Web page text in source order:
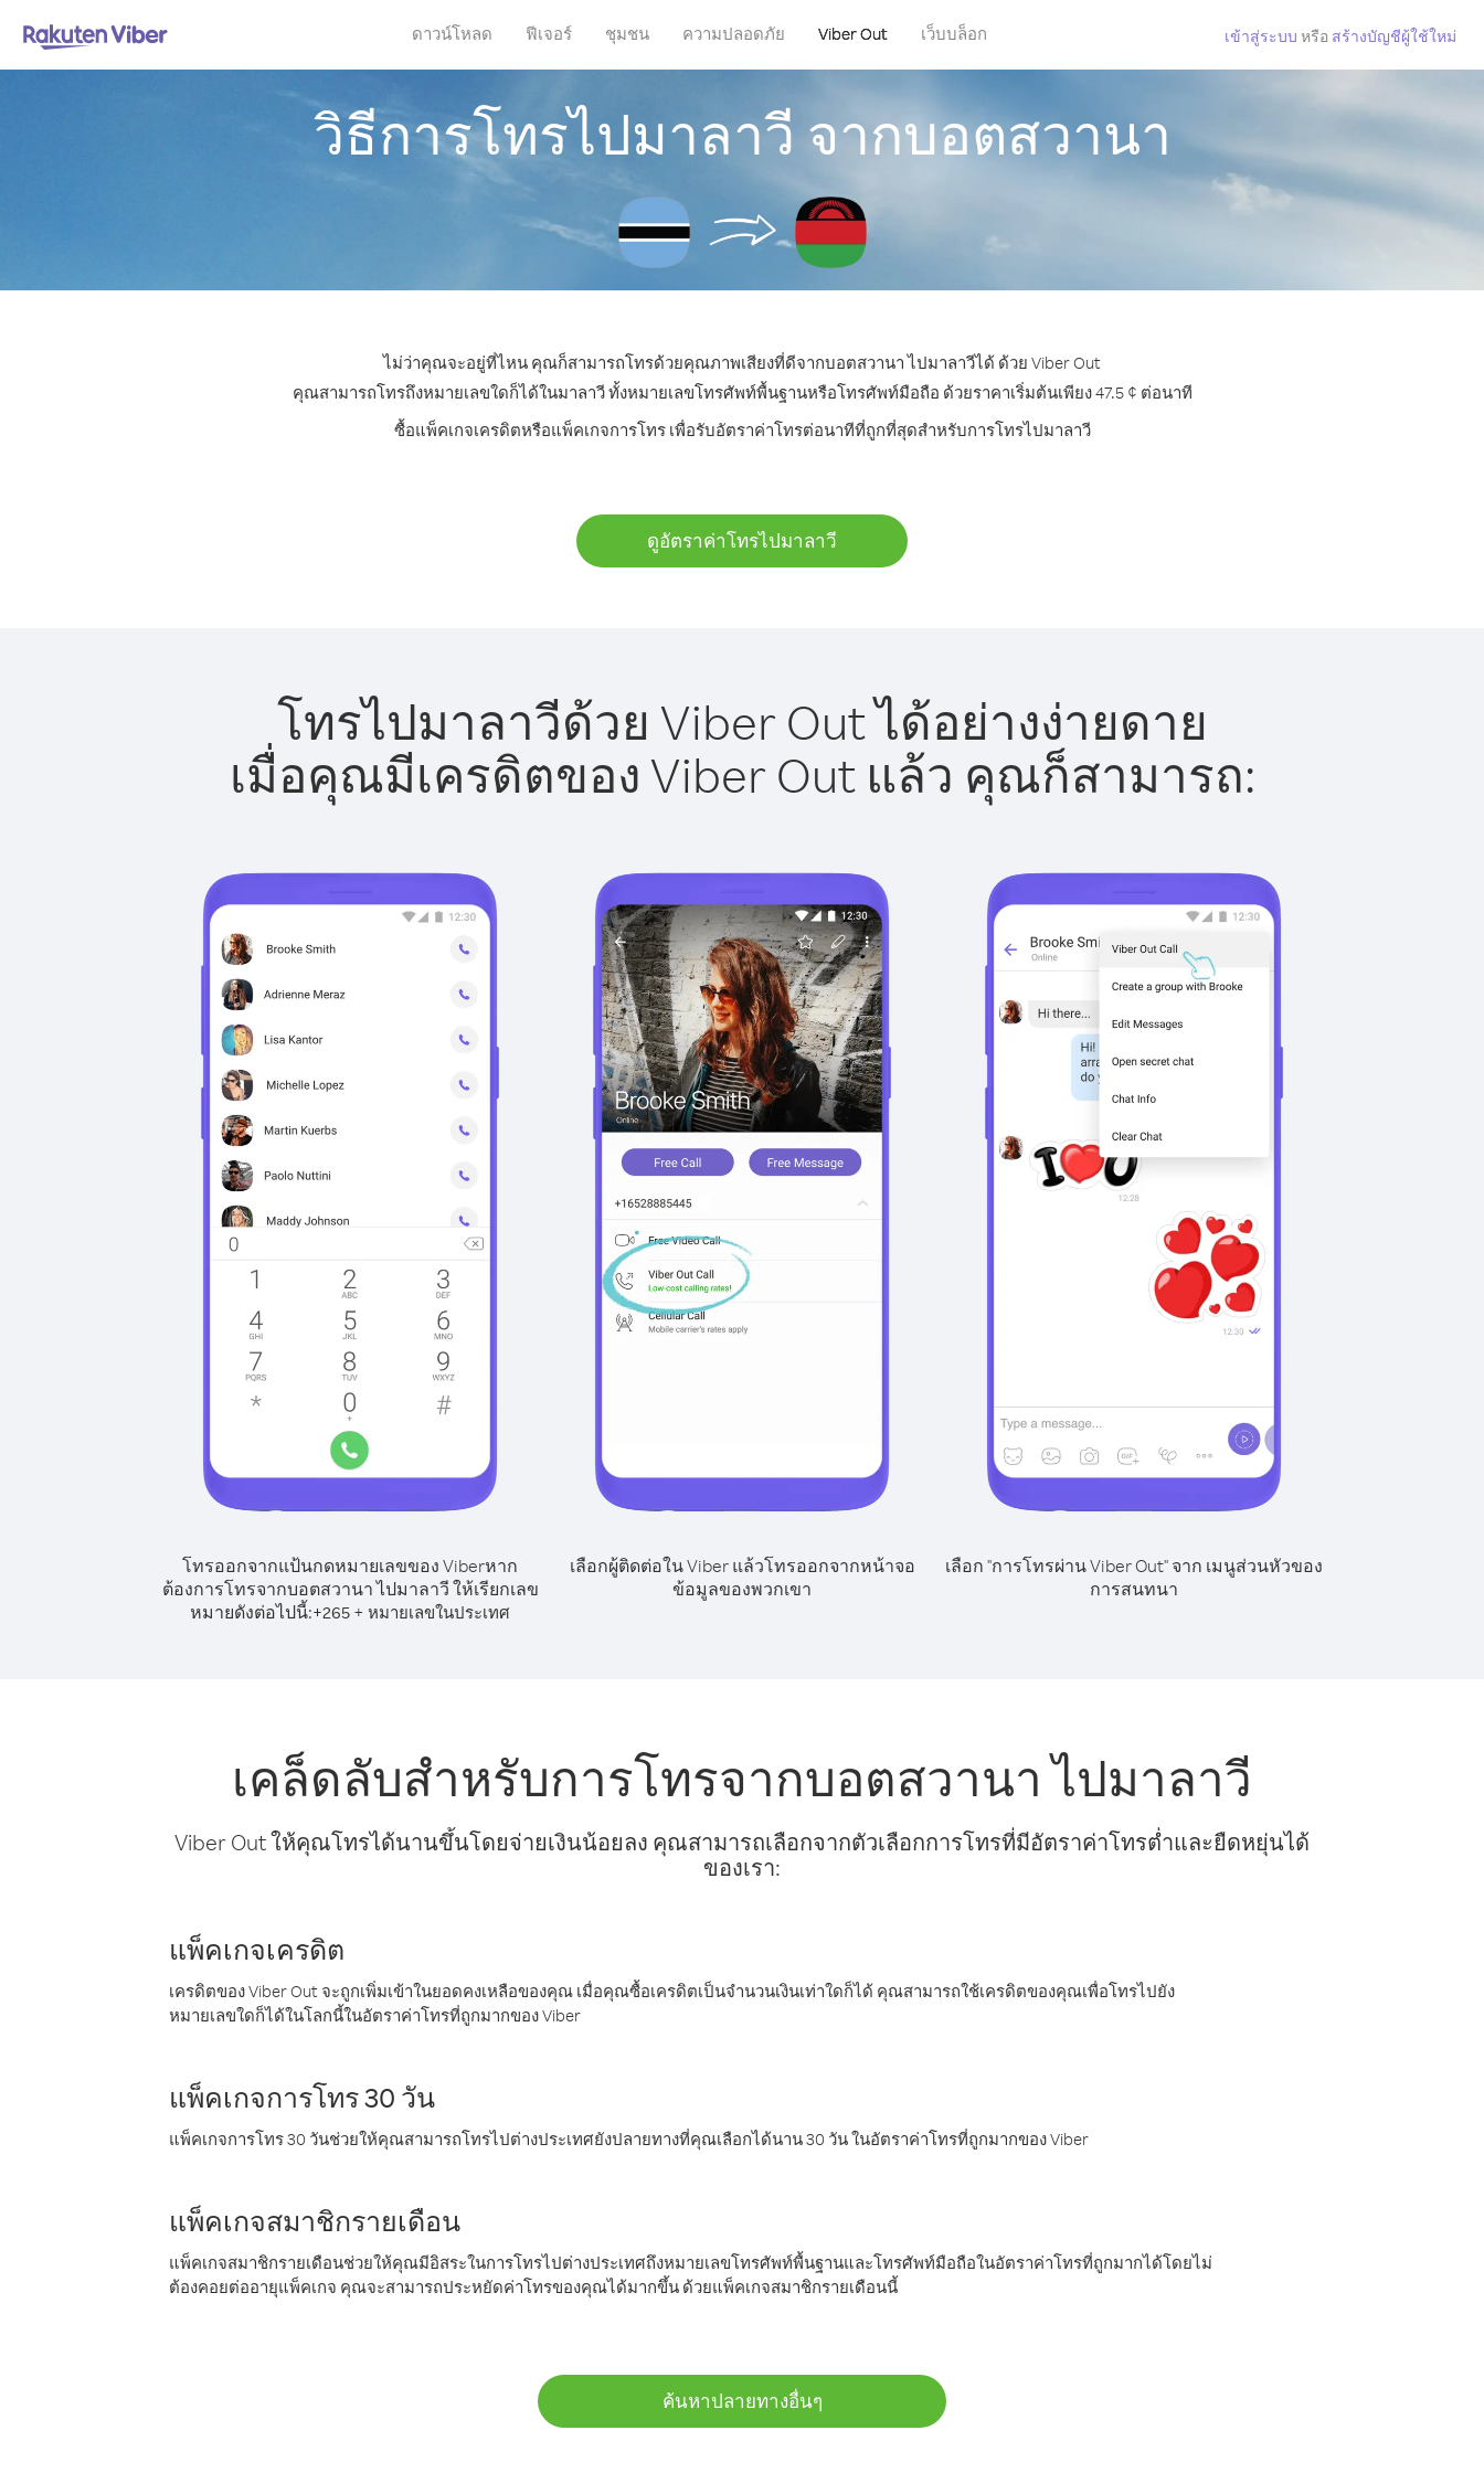
ดาวน์โหลด ฟีเจอร์ ชุมชน ความปลอดภัย Viber Out เว็บบล็อก เข้าสู่ระบบ หรือ สร้างบัญชีผู้ใช้ใหม่
วิธีการโทรไปมาลาวี จากบอตสวานา
ไม่ว่าคุณจะอยู่ที่ไหน คุณก็สามารถโทรด้วยคุณภาพเสียงที่ดีจากบอตสวานา ไปมาลาวีได้ ด้วย Viber Out
คุณสามารถโทรถึงหมายเลขใดก็ได้ในมาลาวี ทั้งหมายเลขโทรศัพท์พื้นฐานหรือโทรศัพท์มือถือ ด้วยราคาเริ่มต้นเพียง 47.5 ¢ ต่อนาที
ซื้อแพ็คเกจเครดิตหรือแพ็คเกจการโทร เพื่อรับอัตราค่าโทรต่อนาทีที่ถูกที่สุดสำหรับการโทรไปมาลาวี
ดูอัตราค่าโทรไปมาลาวี
โทรไปมาลาวีด้วย Viber Out ได้อย่างง่ายดาย
เมื่อคุณมีเครดิตของ Viber Out แล้ว คุณก็สามารถ:
โทรออกจากแป้นกดหมายเลขของ Viberหาก
ต้องการโทรจากบอตสวานา ไปมาลาวี ให้เรียกเลข
หมายดังต่อไปนี้:+265 + หมายเลขในประเทศ
เลือกผู้ติดต่อใน Viber แล้วโทรออกจากหน้าจอ
ข้อมูลของพวกเขา
เลือก "การโทรผ่าน Viber Out" จาก เมนูส่วนหัวของ
การสนทนา
เคล็ดลับสำหรับการโทรจากบอตสวานา ไปมาลาวี
Viber Out ให้คุณโทรได้นานขึ้นโดยจ่ายเงินน้อยลง คุณสามารถเลือกจากตัวเลือกการโทรที่มีอัตราค่าโทรต่ำและยืดหยุ่นได้
ของเรา:
แพ็คเกจเครดิต
เครดิตของ Viber Out จะถูกเพิ่มเข้าในยอดคงเหลือของคุณ เมื่อคุณซื้อเครดิตเป็นจำนวนเงินเท่าใดก็ได้ คุณสามารถใช้เครดิตของคุณเพื่อโทรไปยัง
หมายเลขใดก็ได้ในโลกนี้ในอัตราค่าโทรที่ถูกมากของ Viber
แพ็คเกจการโทร 30 วัน
แพ็คเกจการโทร 30 วันช่วยให้คุณสามารถโทรไปต่างประเทศยังปลายทางที่คุณเลือกได้นาน 30 วัน ในอัตราค่าโทรที่ถูกมากของ Viber
แพ็คเกจสมาชิกรายเดือน
แพ็คเกจสมาชิกรายเดือนช่วยให้คุณมีอิสระในการโทรไปต่างประเทศถึงหมายเลขโทรศัพท์พื้นฐานและโทรศัพท์มือถือในอัตราค่าโทรที่ถูกมากได้โดยไม่
ต้องคอยต่ออายุแพ็คเกจ คุณจะสามารถประหยัดค่าโทรของคุณได้มากขึ้น ด้วยแพ็คเกจสมาชิกรายเดือนนี้
ค้นหาปลายทางอื่นๆ